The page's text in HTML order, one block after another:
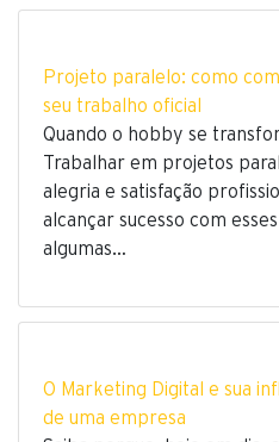
Projeto paralelo: como
seu trabalho oficial
Quando o hobby se
Trabalhar em projetos
alegria e satisfação
alcançar sucesso com
algumas…
O Marketing Digital e sua
de uma empresa